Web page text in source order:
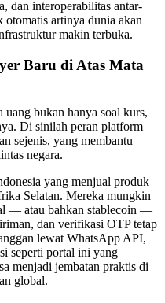
dan interoperabilitas antar-
artinya dunia akan
makin terbuka.
Baru di Atas Mata
bukan hanya soal kurs,
Di sinilah peran platform
sejenis, yang membantu
negara.
yang menjual produk
Selatan. Mereka mungkin
— atau bahkan stablecoin —
dan verifikasi OTP tetap
lewat WhatsApp API,
seperti portal ini yang
menjadi jembatan praktis di
global.